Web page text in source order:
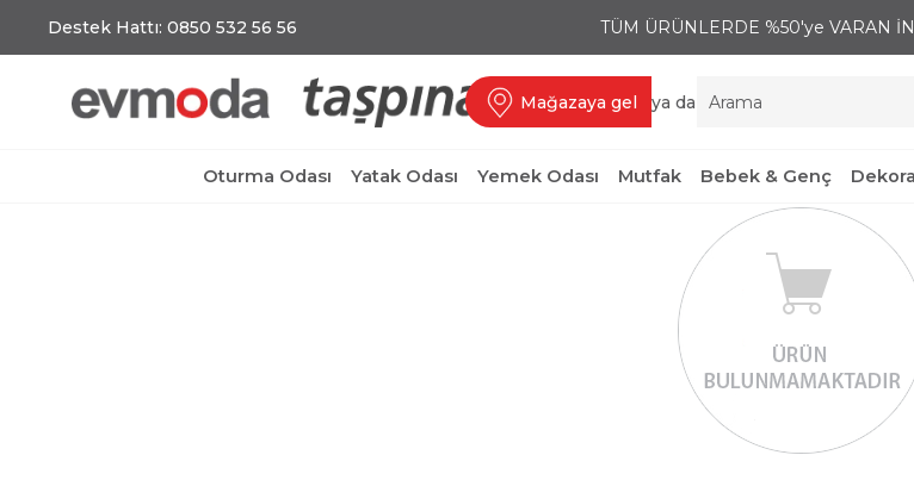
Destek Hattı: 0850 532 56 56 TÜM ÜRÜNLERDE %50'ye VARAN
Mağazaya gel ya da
Oturma Odası Yatak Odası Yemek Odası Mutfak Bebek & Genç